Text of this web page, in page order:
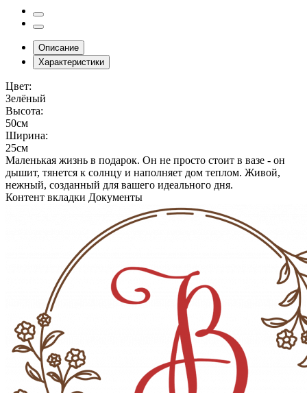
Описание
Характеристики
Цвет:
Зелёный
Высота:
50см
Ширина:
25см
Маленькая жизнь в подарок. Он не просто стоит в вазе - он
дышит, тянется к солнцу и наполняет дом теплом. Живой,
нежный, созданный для вашего идеального дня.
Контент вкладки Документы